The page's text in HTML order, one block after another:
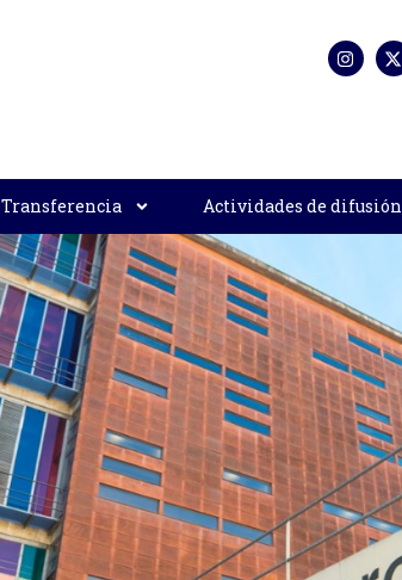
Transferencia Actividades de difusión